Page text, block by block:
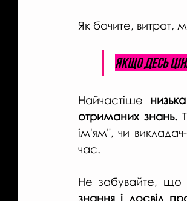
Як бачите, витрат,
Якщо десь
Найчастіше
отриманих знань.
ім'ям", чи
час.
Не забувайте, що
знання і досвід